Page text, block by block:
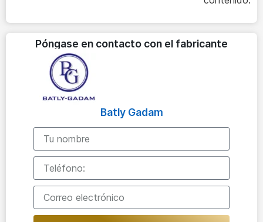
Póngase en contacto con el fabricante
Batly Gadam